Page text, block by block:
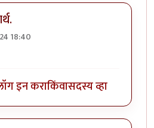
18:40
इन कराकिंवासदस्य व्हा